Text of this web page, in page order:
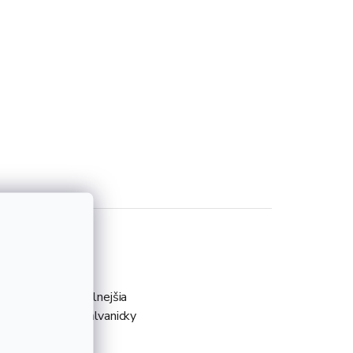
ktorej je odolnejšia
Tyč je galvanicky
DIN 976.